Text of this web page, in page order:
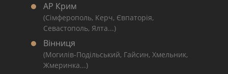
АР Крим
(Сімферополь, Керч, Євпаторія,
Севастополь, Ялта...)
Вінниця
(Могилів-Подільський, Гайсин, Хмельник,
Жмеринка...)